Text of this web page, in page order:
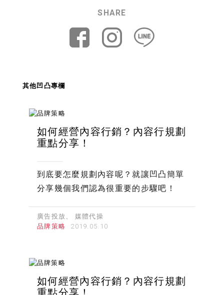
SHARE
其他凹凸專欄
如何經營內容行銷？內容行規劃
重點分享！
到底要怎麼規劃內容呢？就讓凹凸簡單
分享幾個我們認為很重要的步驟吧！
廣告投放
媒體代操
品牌策略
如何經營內容行銷？內容行規劃